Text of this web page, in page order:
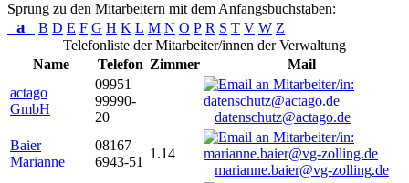
Sprung zu den Mitarbeitern mit dem Anfangsbuchstaben:
a B D E F G H K L M N O P R S T V W Z
Telefonliste der Mitarbeiter/innen der Verwaltung
Name
Telefon Zimmer
Mail
actago
GmbH
09951
99990-
20
datenschutz@actago.de
Baier
Marianne
08167
6943-51
1.14
marianne.baier@vg-zolling.de